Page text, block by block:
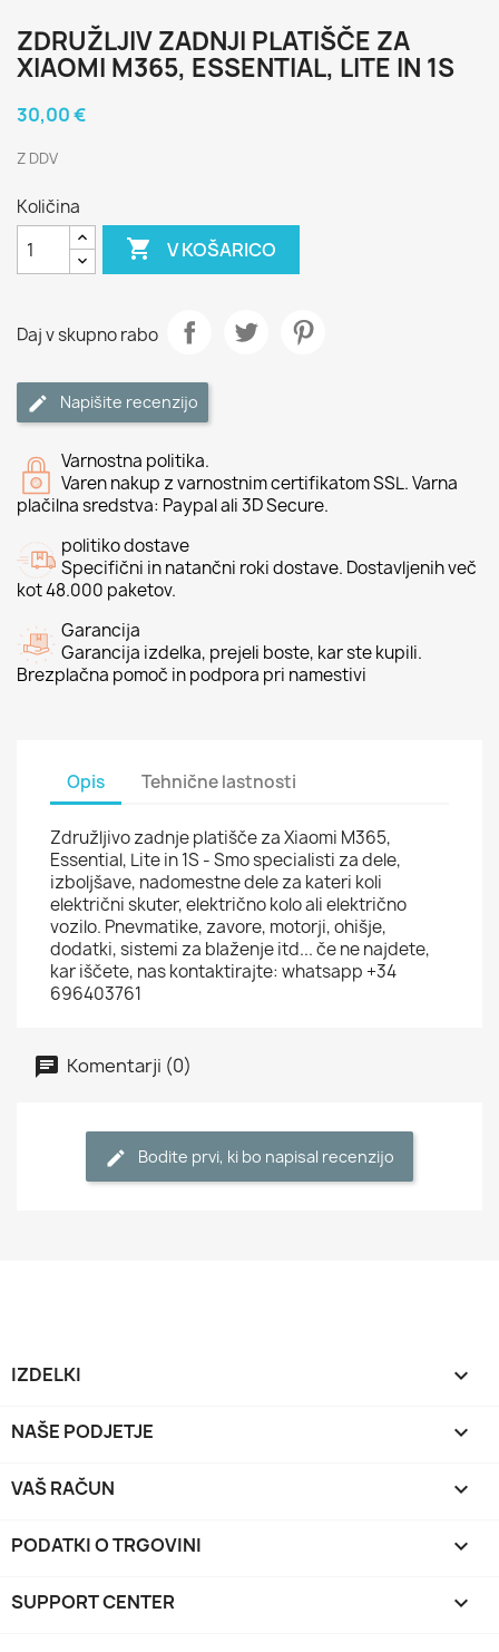
ZDRUŽLJIV ZADNJI PLATIŠČE ZA
XIAOMI M365, ESSENTIAL, LITE IN 1S
30,00 €
Z DDV
Količina
 V KOŠARICO
Daj v skupno rabo
Napišite recenzijo
Varnostna politika.
Varen nakup z varnostnim certifikatom SSL. Varna
plačilna sredstva: Paypal ali 3D Secure.
politiko dostave
Specifični in natančni roki dostave. Dostavljenih več
kot 48.000 paketov.
Garancija
Garancija izdelka, prejeli boste, kar ste kupili.
Brezplačna pomoč in podpora pri namestivi
Opis Tehnične lastnosti
Združljivo zadnje platišče za Xiaomi M365,
Essential, Lite in 1S - Smo specialisti za dele,
izboljšave, nadomestne dele za kateri koli
električni skuter, električno kolo ali električno
vozilo. Pnevmatike, zavore, motorji, ohišje,
dodatki, sistemi za blaženje itd... če ne najdete,
kar iščete, nas kontaktirajte: whatsapp +34
696403761
Komentarji (0)
Bodite prvi, ki bo napisal recenzijo
IZDELKI 
NAŠE PODJETJE 
VAŠ RAČUN 
PODATKI O TRGOVINI keyboard_arrow_down
SUPPORT CENTER 